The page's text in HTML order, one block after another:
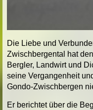
Die Liebe und
Zwischbergental hat
Bergler, Landwirt und
seine Vergangenheit
Gondo-Zwischbergen
Er berichtet über die